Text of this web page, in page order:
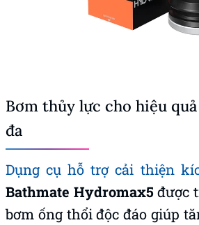
Bơm thủy lực cho hiệu
đa
Dụng cụ hỗ trợ cải thiện
Bathmate Hydromax5được
bơm ống thổi độc đáo giúp